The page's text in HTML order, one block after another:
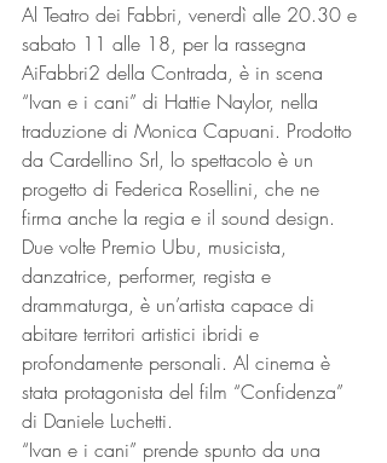
Al Teatro dei Fabbri, venerdì alle 20.30 e
sabato 11 alle 18, per la rassegna
AiFabbri2 della Contrada, è in scena
“Ivan e i cani” di Hattie Naylor, nella
traduzione di Monica Capuani. Prodotto
da Cardellino Srl, lo spettacolo è un
progetto di Federica Rosellini, che ne
firma anche la regia e il sound design.
Due volte Premio Ubu, musicista,
danzatrice, performer, regista e
drammaturga, è un’artista capace di
abitare territori artistici ibridi e
profondamente personali. Al cinema è
stata protagonista del film “Confidenza”
di Daniele Luchetti.
“Ivan e i cani” prende spunto da una